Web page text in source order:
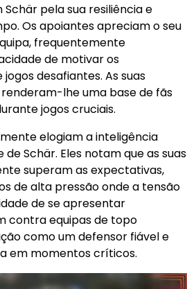
Schär pela sua resiliência e
Os apoiantes apreciam o seu
frequentemente
de motivar os
desafiantes. As suas
lhe uma base de fãs
jogos cruciais.
elogiam a inteligência
Schär. Eles notam que as suas
superam as expectativas,
de alta pressão onde a tensão
de se apresentar
contra equipas de topo
como um defensor fiável e
em momentos críticos.